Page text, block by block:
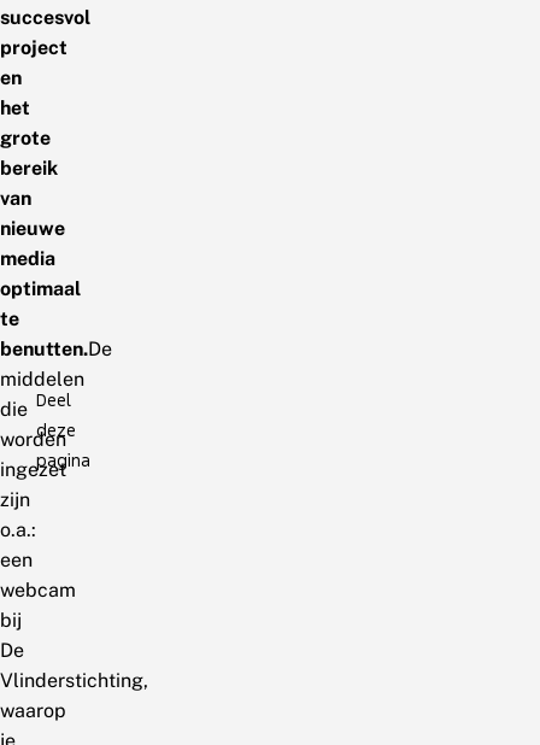
succesvol
project
en
het
grote
bereik
van
nieuwe
media
optimaal
te
benutten.De
middelen
die
worden
ingezet
zijn
o.a.:
een
webcam
bij
De
Vlinderstichting,
waarop
je
Deel
deze
pagina